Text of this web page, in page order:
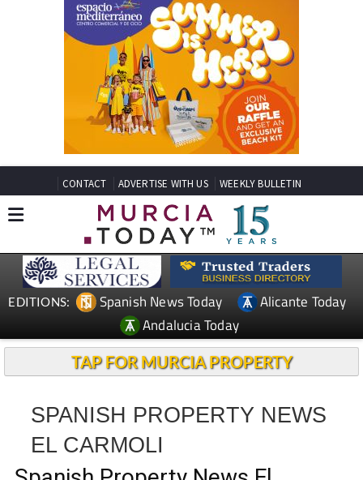
CONTACT ADVERTISE WITH US WEEKLY BULLETIN
EDITIONS: Spanish News Today
Alicante Today
Andalucia Today
TAP FOR MURCIA PROPERTY
SPANISH PROPERTY NEWS
EL CARMOLI